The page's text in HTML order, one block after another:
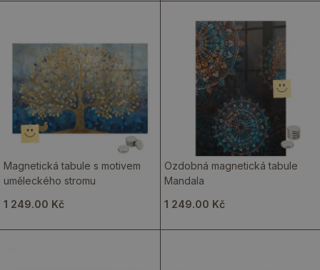
Magnetická tabule s motivem
uměleckého stromu
1 249.00 Kč
Ozdobná magnetická tabule
Mandala
1 249.00 Kč